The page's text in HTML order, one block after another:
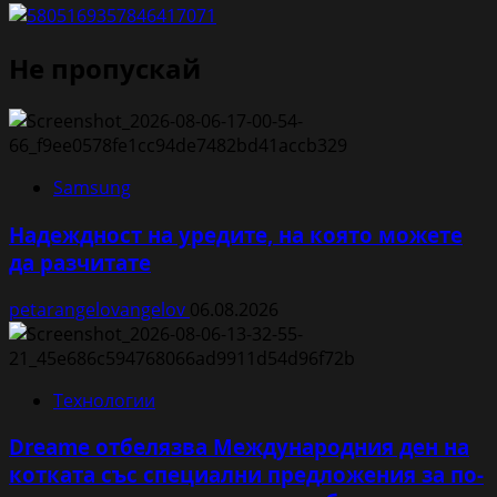
конференция
продължение
Дубай
Не пропускай
Samsung
Надеждност на уредите, на която можете
да разчитате
petarangelovangelov 06.08.2026
Технологии
Dreame отбелязва Международния ден на
котката със специални предложения за по-